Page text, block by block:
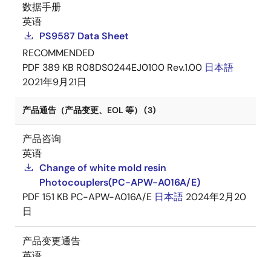
数据手册
英语
PS9587 Data Sheet
RECOMMENDED
PDF 389 KB R08DS0244EJ0100 Rev.1.00 日本語
2021年9月21日
产品通告（产品变更、EOL 等） (3)
产品咨询
英语
Change of white mold resin
Photocouplers(PC-APW-A016A/E)
PDF 151 KB PC-APW-A016A/E 日本語 2024年2月20
日
产品变更通告